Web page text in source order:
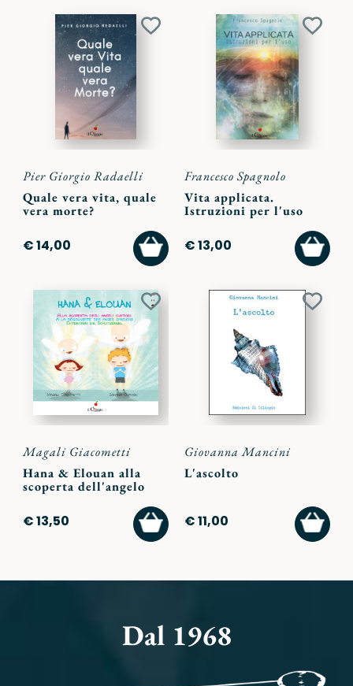
Aggiungi
Pier Giorgio Radaelli
Quale vera vita, quale
vera morte?
€ 14,00
AGGIUNGI
AL
CARRELLO
Francesco Spagnolo
Vita applicata.
Istruzioni per l'uso
€ 13,00
AL
Aggiungi
ai
preferiti
Magali Giacometti
Hana & Elouan alla
scoperta dell'angelo
€ 13,50
AGGIUNGI
AL
CARRELLO
Giovanna Mancini
L'ascolto
€ 11,00
AL
Dal 1968